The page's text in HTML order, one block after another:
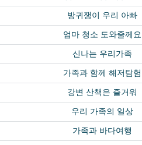
방귀쟁이 우리 아빠
엄마 청소 도와줄께요
신나는 우리가족
가족과 함께 해저탐험
강변 산책은 즐거워
우리 가족의 일상
가족과 바다여행